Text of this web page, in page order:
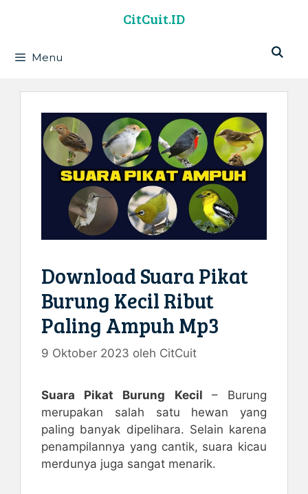
CitCuit.ID
Menu
Download Suara Pikat
Burung Kecil Ribut
Paling Ampuh Mp3
9 Oktober 2023 oleh CitCuit
Suara Pikat Burung Kecil – Burung
merupakan salah satu hewan yang
paling banyak dipelihara. Selain karena
penampilannya yang cantik, suara kicau
merdunya juga sangat menarik.